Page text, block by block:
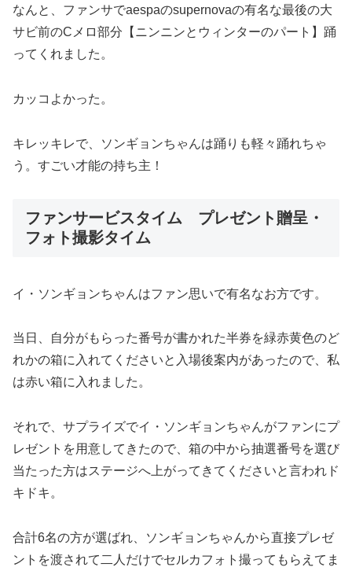
なんと、ファンサでaespaのsupernovaの有名な最後の大
サビ前のCメロ部分【ニンニンとウィンターのパート】踊
ってくれました。
カッコよかった。
キレッキレで、ソンギョンちゃんは踊りも軽々踊れちゃ
う。すごい才能の持ち主！
ファンサービスタイム プレゼント贈呈・
フォト撮影タイム
イ・ソンギョンちゃんはファン思いで有名なお方です。
当日、自分がもらった番号が書かれた半券を緑赤黄色のど
れかの箱に入れてくださいと入場後案内があったので、私
は赤い箱に入れました。
それで、サプライズでイ・ソンギョンちゃんがファンにプ
レゼントを用意してきたので、箱の中から抽選番号を選び
当たった方はステージへ上がってきてくださいと言われド
キドキ。
合計6名の方が選ばれ、ソンギョンちゃんから直接プレゼ
ントを渡されて二人だけでセルカフォト撮ってもらえてま